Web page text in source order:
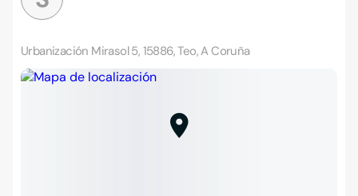
Urbanización Mirasol 5, 15886, Teo, A Coruña